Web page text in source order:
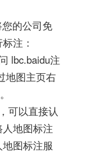
的公司免
注：
lbc.baidu注
地图主页右
可以直接认
地图标注
图标注服